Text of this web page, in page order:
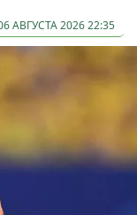
АВГУСТА 2026 22:35